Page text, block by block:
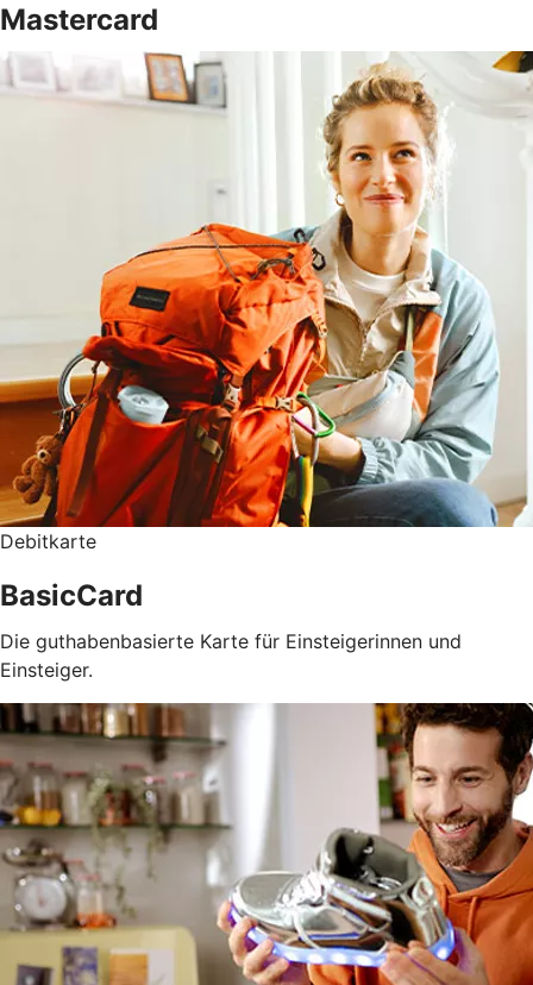
Mastercard
Debitkarte
BasicCard
Die guthabenbasierte Karte für Einsteigerinnen und
Einsteiger.